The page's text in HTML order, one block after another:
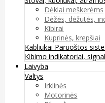
Dėklai meškerėms
Dėžės, dėžutės,
Kibirai
Kuprinės, krepšiai
Kabliukai Paruoštos
Kibimo indikatoriai,
Laivyba
Valtys
Irklinės
Motorinės